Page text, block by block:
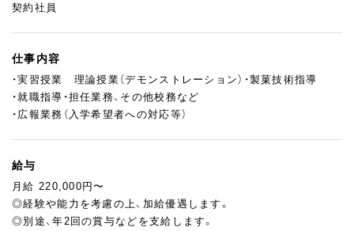
契約社員
仕事内容
・実習授業 理論授業（デモンストレーション）・製菓技術指導
・就職指導・担任業務、その他校務など
・広報業務（入学希望者への対応等）
給与
月給 220,000円〜
◎経験や能力を考慮の上、加給優遇します。
◎別途、年2回の賞与などを支給します。